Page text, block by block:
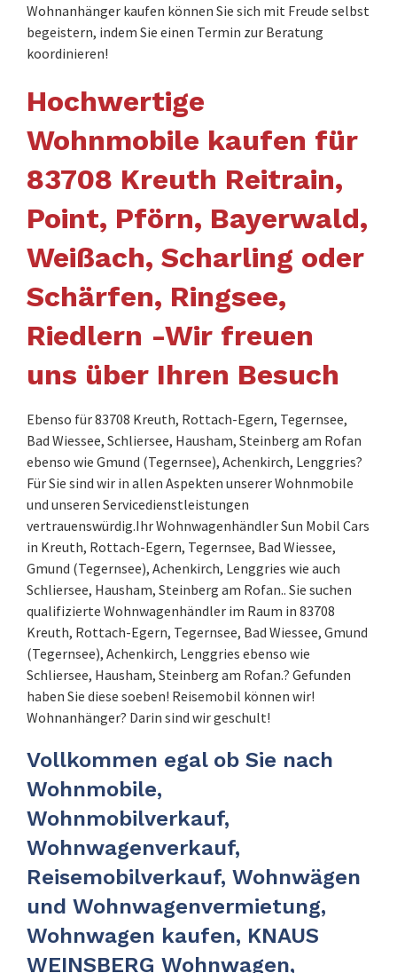
Wohnanhänger kaufen können Sie sich mit Freude selbst
begeistern, indem Sie einen Termin zur Beratung
koordinieren!
Hochwertige
Wohnmobile kaufen für
83708 Kreuth Reitrain,
Point, Pförn, Bayerwald,
Weißach, Scharling oder
Schärfen, Ringsee,
Riedlern -Wir freuen
uns über Ihren Besuch
Ebenso für 83708 Kreuth, Rottach-Egern, Tegernsee,
Bad Wiessee, Schliersee, Hausham, Steinberg am Rofan
ebenso wie Gmund (Tegernsee), Achenkirch, Lenggries?
Für Sie sind wir in allen Aspekten unserer Wohnmobile
und unseren Servicedienstleistungen
vertrauenswürdig.Ihr Wohnwagenhändler Sun Mobil Cars
in Kreuth, Rottach-Egern, Tegernsee, Bad Wiessee,
Gmund (Tegernsee), Achenkirch, Lenggries wie auch
Schliersee, Hausham, Steinberg am Rofan.. Sie suchen
qualifizierte Wohnwagenhändler im Raum in 83708
Kreuth, Rottach-Egern, Tegernsee, Bad Wiessee, Gmund
(Tegernsee), Achenkirch, Lenggries ebenso wie
Schliersee, Hausham, Steinberg am Rofan.? Gefunden
haben Sie diese soeben! Reisemobil können wir!
Wohnanhänger? Darin sind wir geschult!
Vollkommen egal ob Sie nach
Wohnmobile,
Wohnmobilverkauf,
Wohnwagenverkauf,
Reisemobilverkauf, Wohnwägen
und Wohnwagenvermietung,
Wohnwagen kaufen, KNAUS
WEINSBERG Wohnwagen,